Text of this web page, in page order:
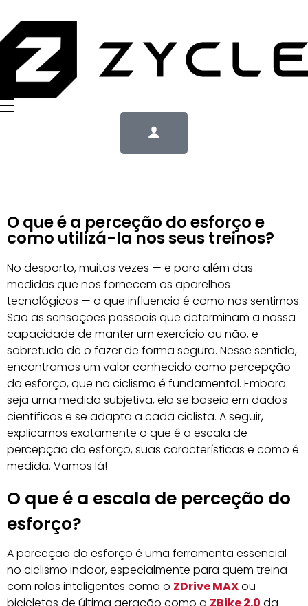
O que é a perceção do esforço e
como utilizá-la nos seus treinos?
No desporto, muitas vezes — e para além das
medidas que nos fornecem os aparelhos
tecnológicos — o que influencia é como nos sentimos.
São as sensações pessoais que determinam a nossa
capacidade de manter um exercício ou não, e
sobretudo de o fazer de forma segura. Nesse sentido,
encontramos um valor conhecido como percepção
do esforço, que no ciclismo é fundamental. Embora
seja uma medida subjetiva, ela se baseia em dados
científicos e se adapta a cada ciclista. A seguir,
explicamos exatamente o que é a escala de
percepção do esforço, suas características e como é
medida. Vamos lá!
O que é a escala de perceção do
esforço?
A perceção do esforço é uma ferramenta essencial
no ciclismo indoor, especialmente para quem treina
com rolos inteligentes como o ZDrive MAXou